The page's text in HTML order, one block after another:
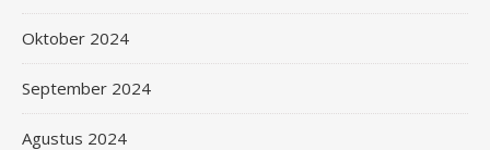
Oktober 2024
September 2024
Agustus 2024